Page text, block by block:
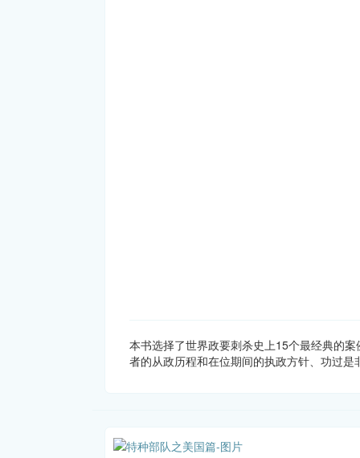
本书选择了世界政要刺杀史上15个最经典的
者的从政历程和在位期间的执政方针、功过是